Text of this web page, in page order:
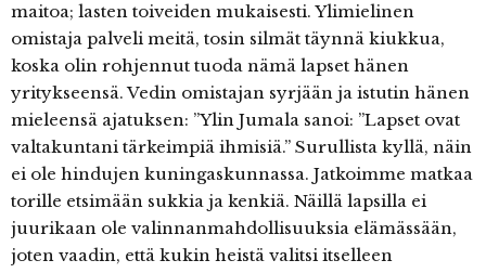
maitoa; lasten toiveiden mukaisesti. Ylimielinen
omistaja palveli meitä, tosin silmät täynnä kiukkua,
koska olin rohjennut tuoda nämä lapset hänen
yritykseensä. Vedin omistajan syrjään ja istutin hänen
mieleensä ajatuksen: ”Ylin Jumala sanoi: ”Lapset ovat
valtakuntani tärkeimpiä ihmisiä.” Surullista kyllä, näin
ei ole hindujen kuningaskunnassa. Jatkoimme matkaa
torille etsimään sukkia ja kenkiä. Näillä lapsilla ei
juurikaan ole valinnanmahdollisuuksia elämässään,
joten vaadin, että kukin heistä valitsi itselleen